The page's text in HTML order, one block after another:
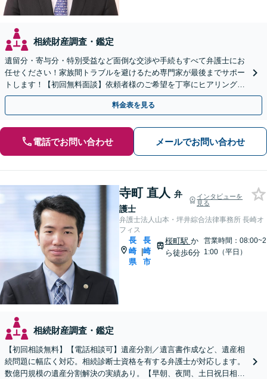
相続財産調査・鑑定
遺留分・寄与分・特別受益など面倒な交渉や手続もすべて弁護士にお
任せください！家族間トラブルを避けるため専門家が最後までサポー
トします！【初回無料面談】依頼者様のご希望を丁寧にヒアリング！
遺言書作成もご相談ください。
料金表を見る
電話でお問い合わせ メールでお問い合わせ
寺町 直人 弁
護士
インタビューを
見る
弁護士法人山本・坪井綜合法律事務所 長崎オ
フィス
長
崎
県
|
長
崎
市
桜町駅 か
ら徒歩6分
営業時間：08:00~2
1:00（平日）
相続財産調査・鑑定
【初回相談無料】【電話相談可】遺産分割／遺言書作成など、遺産相
続問題に幅広く対応。相続診断士資格を有する弁護士が対応します。
数億円規模の遺産分割解決の実績あり。【早朝、夜間、土日祝日相談